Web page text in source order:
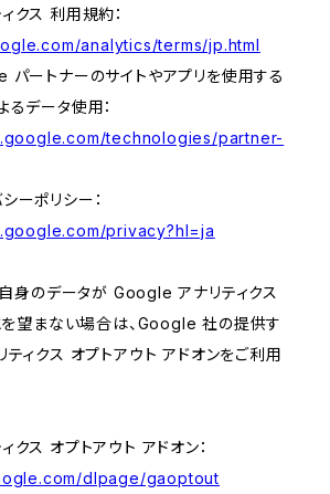
クス 利用規約：
analytics/terms/jp.html
ートナーのサイトやアプリを使用する
データ使用：
technologies/partner-
ーポリシー：
privacy?hl=ja
身のデータが Google アナリティクス
を望まない場合は、Google 社の提供す
ィクス オプトアウト アドオンをご利用
ス オプトアウト アドオン：
dlpage/gaoptout